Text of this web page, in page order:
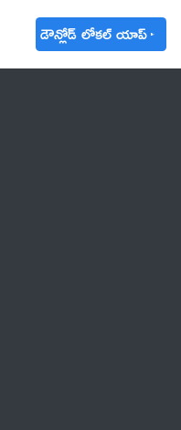
డౌన్లోడ్ లోకల్ యాప్